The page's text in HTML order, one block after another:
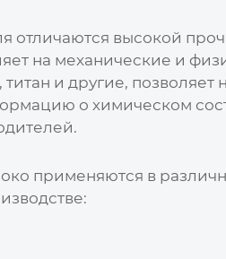
отличаются высокой
на механические и
и другие,
о химическом
применяются в